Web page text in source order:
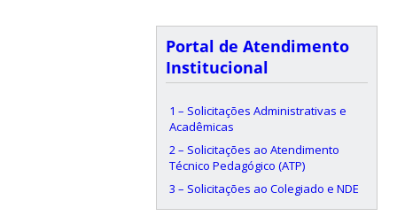
Portal de Atendimento
Institucional
1 – Solicitações Administrativas e
Acadêmicas
2 – Solicitações ao Atendimento
Técnico Pedagógico (ATP)
3 – Solicitações ao Colegiado e NDE